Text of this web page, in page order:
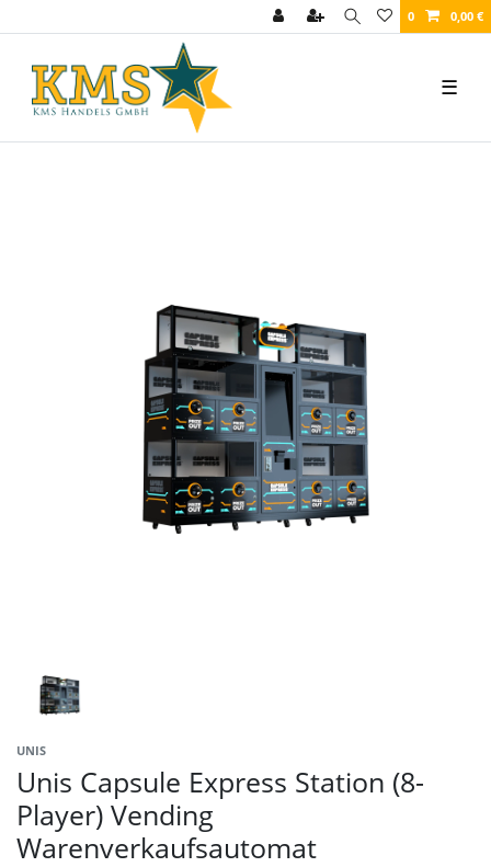
0 0,00 €
☰
UNIS
Unis Capsule Express Station (8-
Player) Vending
Warenverkaufsautomat